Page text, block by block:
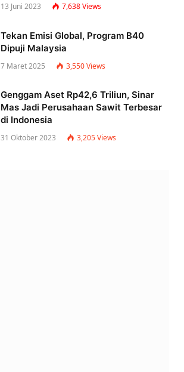
13 Juni 2023 7,638Views
Tekan Emisi Global, Program B40
Dipuji Malaysia
7 Maret 2025 3,550Views
Genggam Aset Rp42,6 Triliun, Sinar
Mas Jadi Perusahaan Sawit Terbesar
di Indonesia
31 Oktober 2023 3,205Views